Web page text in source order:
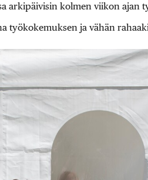
arkipäivisin kolmen viikon ajan
työkokemuksen ja vähän